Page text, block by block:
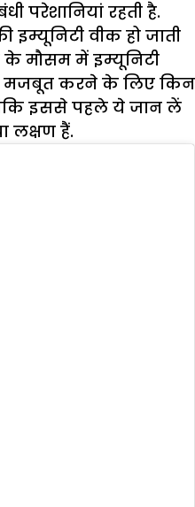
परेशानियां रहती है.
वीक हो जाती
के मौसम में इम्यूनिटी
मजबूत करने के लिए किन
इससे पहले ये जान लें
लक्षण हैं.